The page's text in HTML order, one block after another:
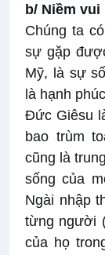
b/ Niềm
Chúng ta
sự gặp
Mỹ, là sự
là hạnh
Đức Giêsu
bao trùm
cũng là
sống của
Ngài nhập
từng người
của họ